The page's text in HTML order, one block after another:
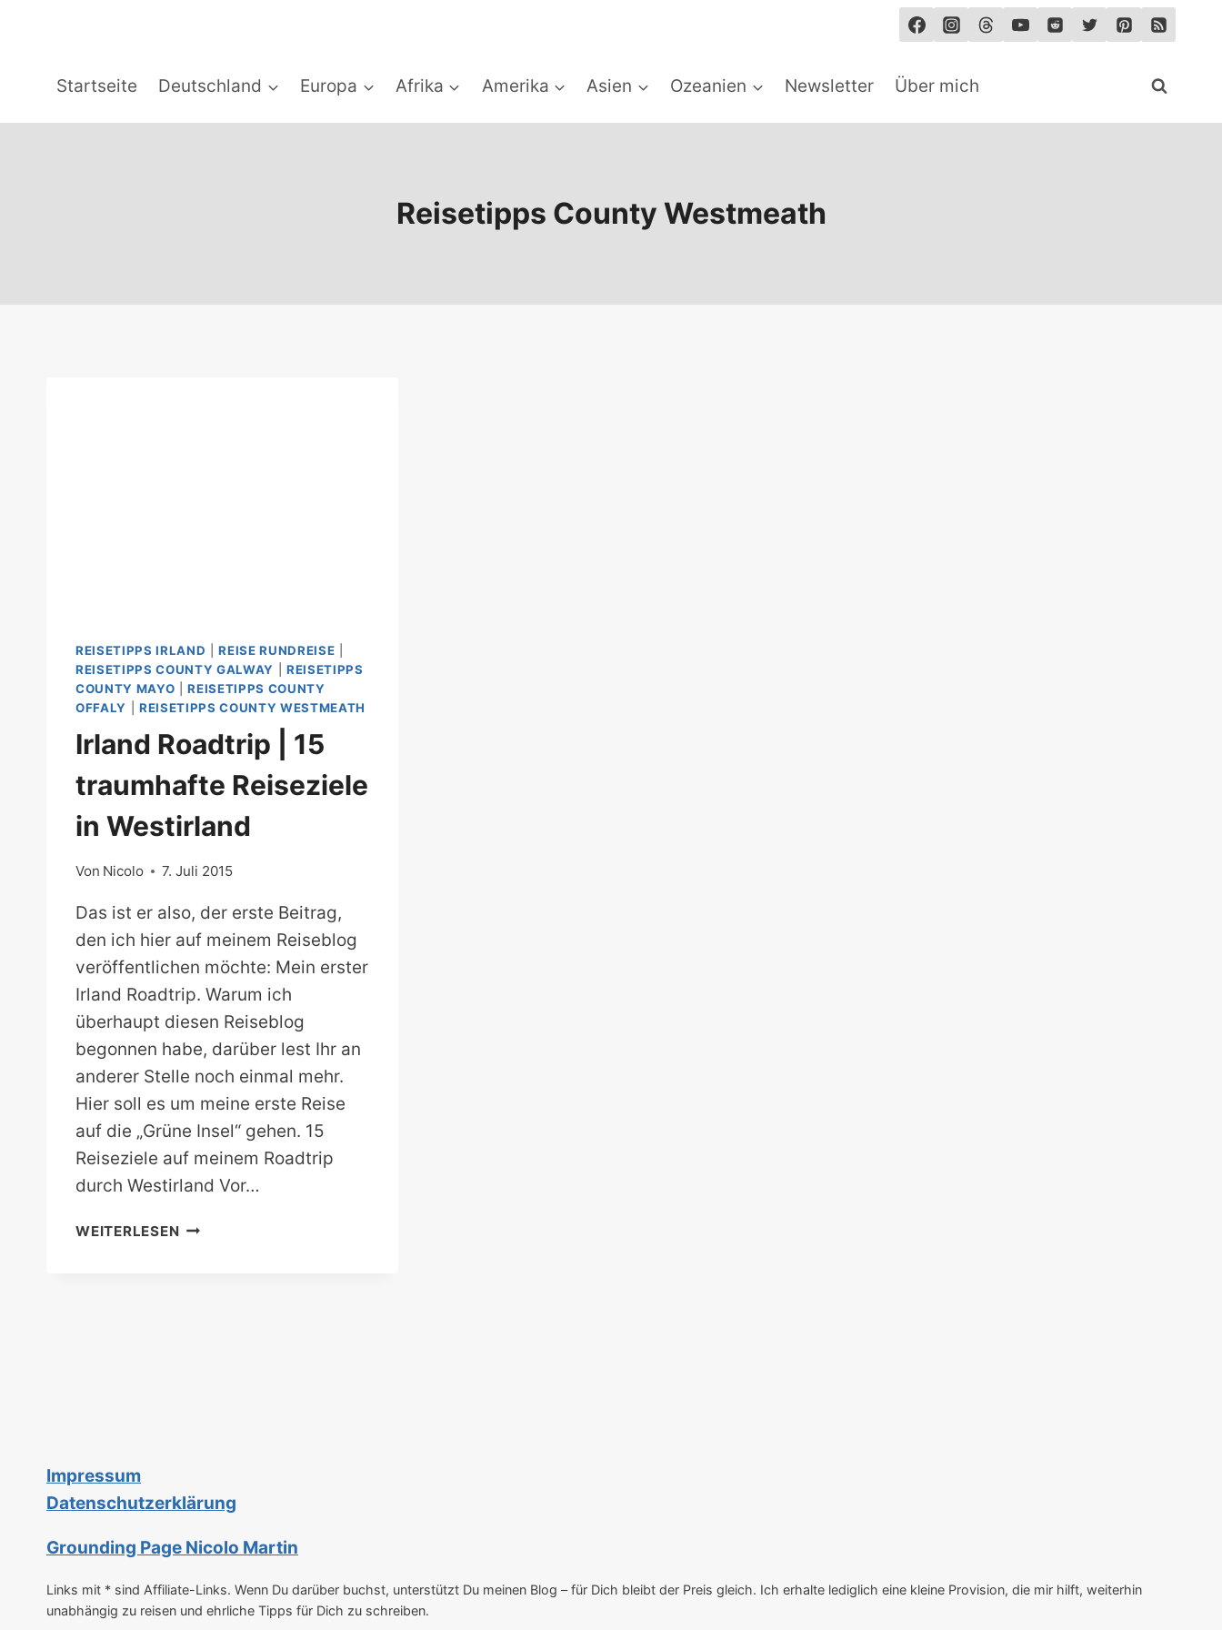
Startseite
Deutschland Europa Afrika Amerika Asien Ozeanien Newsletter Über mich
Reisetipps County Westmeath
REISETIPPS IRLAND |REISE RUNDREISE
REISETIPPS COUNTY GALWAY
REISETIPPS
COUNTY MAYO |REISETIPPS COUNTY
OFFALY
REISETIPPS COUNTY WESTMEATH
Irland Roadtrip | 15
traumhafte Reiseziele
in Westirland
Von Nicolo 7. Juli 2015
Das ist er also, der erste Beitrag,
den ich hier auf meinem Reiseblog
veröffentlichen möchte: Mein erster
Irland Roadtrip. Warum ich
überhaupt diesen Reiseblog
begonnen habe, darüber lest Ihr an
anderer Stelle noch einmal mehr.
Hier soll es um meine erste Reise
auf die „Grüne Insel“ gehen. 15
Reiseziele auf meinem Roadtrip
durch Westirland Vor…
WEITERLESENIRLAND
Impressum
Datenschutzerklärung
Grounding Page Nicolo Martin
Links mit * sind Affiliate-Links. Wenn Du darüber buchst, unterstützt Du meinen Blog – für Dich bleibt der Preis gleich. Ich erhalte lediglich eine kleine Provision, die mir hilft, weiterhin
unabhängig zu reisen und ehrliche Tipps für Dich zu schreiben.